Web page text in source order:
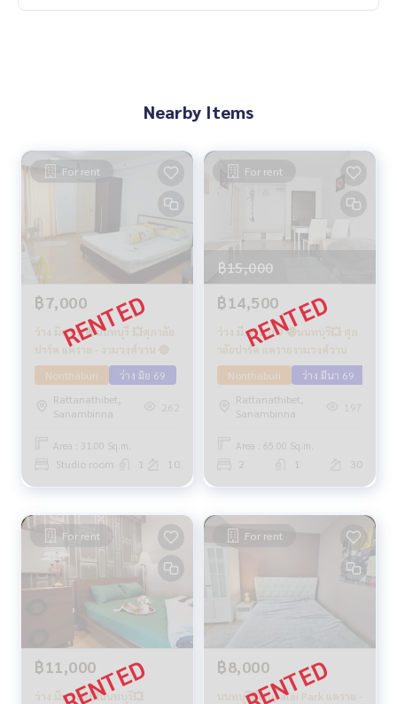
Nearby Items
For rent
฿7,000
ว่าง มิย 69 🔴นนทบุรี 💥ศุภาลัย
ปาร์ค แคราย - งามวงศ์วาน 🔴
Nonthaburi
ว่าง มิย 69
Rattanathibet,
Sanambinna
262
Area : 31.00 Sq.m.
Studio room 1 10
For rent
฿15,000
฿14,500
ว่าง มี.ค. 2569 🔴นนทบุรึ💥 ศุภ
าลัยปาร์ค แครายงามวงศ์วาน
Nonthaburi
ว่าง มีนา 69
Rattanathibet,
Sanambinna
197
Area : 65.00 Sq.m.
2 1 30
For rent
฿11,000
ว่าง มีนา 69💥นนทบุรึ💥
For rent
฿8,000
นนทบุรี💥Supalai Park แคราย -